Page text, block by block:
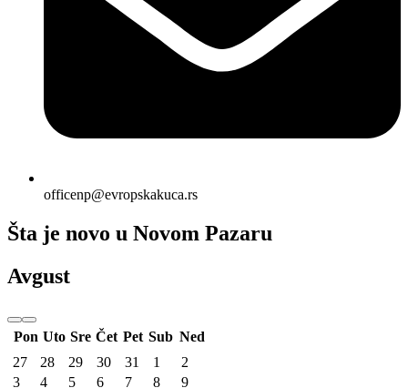
officenp@evropskakuca.rs
Šta je novo u Novom Pazaru
Avgust
Pon Uto Sre Čet Pet Sub Ned
27
28 29 30 31 1
2
3
4 5 6 7 8 9